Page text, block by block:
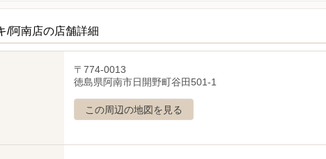
/阿南店の店舗詳細
〒774-0013
徳島県阿南市日開野町谷田501-1
この周辺の地図を見る